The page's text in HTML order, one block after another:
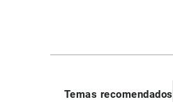
Temas recomendados